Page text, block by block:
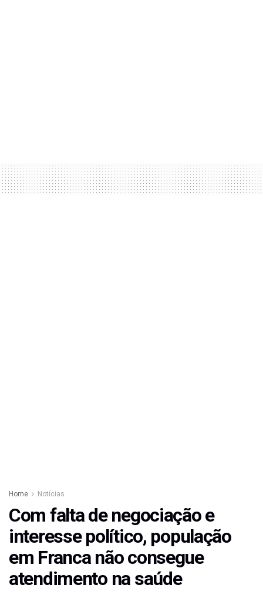
Home Notícias
Com falta de negociação e
interesse político, população
em Franca não consegue
atendimento na saúde